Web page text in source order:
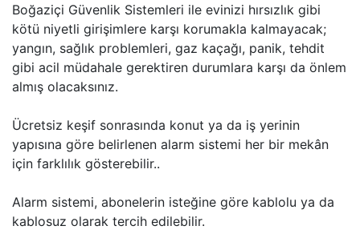
​Boğaziçi Güvenlik Sistemleri ile evinizi hırsızlık gibi
kötü niyetli girişimlere karşı korumakla kalmayacak;
yangın, sağlık problemleri, gaz kaçağı, panik, tehdit
gibi acil müdahale gerektiren durumlara karşı da önlem
almış olacaksınız.
Ücretsiz keşif sonrasında konut ya da iş yerinin
yapısına göre belirlenen alarm sistemi her bir mekân
için farklılık gösterebilir..
Alarm sistemi, abonelerin isteğine göre kablolu ya da
kablosuz olarak tercih edilebilir.